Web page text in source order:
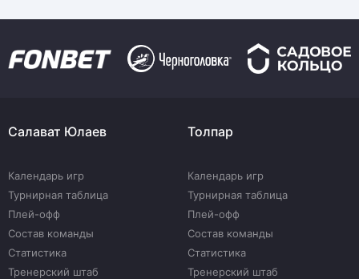
Салават Юлаев
Календарь игр
Турнирная таблица
Плей-офф
Состав команды
Статистика
Тренерский штаб
Толпар
Календарь игр
Турнирная таблица
Плей-офф
Состав команды
Статистика
Тренерский штаб